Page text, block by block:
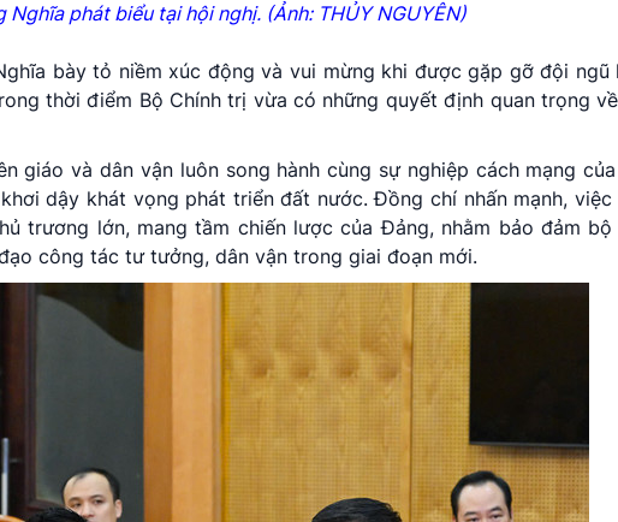
phát biểu tại hội nghị. (Ảnh: THỦY NGUYÊN)
bày tỏ niềm xúc động và vui mừng khi được gặp gỡ đội ngũ
thời điểm Bộ Chính trị vừa có những quyết định quan trọng
giáo và dân vận luôn song hành cùng sự nghiệp cách mạng
dậy khát vọng phát triển đất nước. Đồng chí nhấn mạnh, việc
trương lớn, mang tầm chiến lược của Đảng, nhằm bảo đảm
công tác tư tưởng, dân vận trong giai đoạn mới.